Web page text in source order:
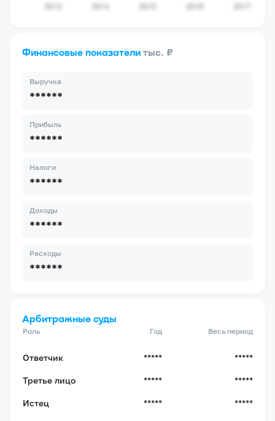
Финансовые показатели тыс. ₽
Выручка
******
Прибыль
******
Налоги
******
Доходы
******
Расходы
******
Арбитражные суды
Роль Год Весь период
Ответчик ***** *****
Третье лицо ***** *****
Истец ***** *****